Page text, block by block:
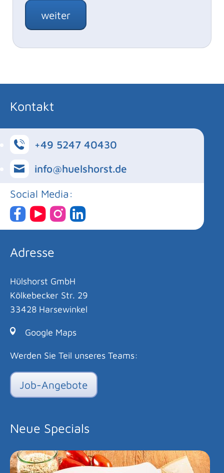
weiter
Kontakt
+49 5247 40430
info@huelshorst.de
Social Media:
Adresse
Hülshorst GmbH
Kölkebecker Str. 29
33428 Harsewinkel
Google Maps
Werden Sie Teil unseres Teams:
Job-Angebote
Neue Specials